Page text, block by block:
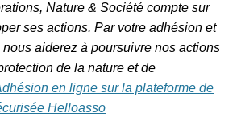
Nature & Société compte sur
ses actions. Par votre adhésion et
aiderez à poursuivre nos actions
de la nature et de
en ligne sur la plateforme de
Helloasso